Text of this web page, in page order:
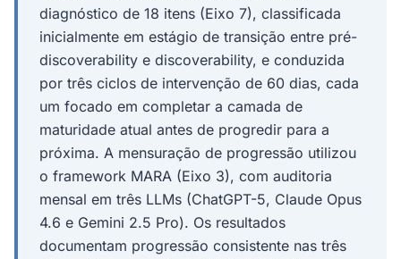
diagnóstico de 18 itens (Eixo 7), classificada
inicialmente em estágio de transição entre pré-
discoverability e discoverability, e conduzida
por três ciclos de intervenção de 60 dias, cada
um focado em completar a camada de
maturidade atual antes de progredir para a
próxima. A mensuração de progressão utilizou
o framework MARA (Eixo 3), com auditoria
mensal em três LLMs (ChatGPT-5, Claude Opus
4.6 e Gemini 2.5 Pro). Os resultados
documentam progressão consistente nas três